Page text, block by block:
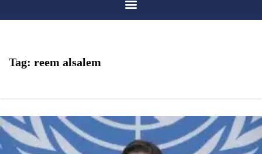
Tag: reem alsalem